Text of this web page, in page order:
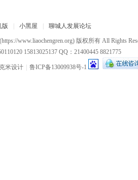
版 小黑屋 聊城人发展论坛
www.liaochengren.org) 版权所有 All Rights
15813025137 QQ：21400445 8821775
克米设计 鲁ICP备13009938号-1